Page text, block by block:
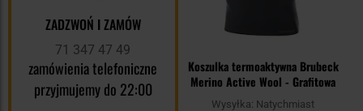
ZADZWOŃ I ZAMÓW
71 347 47 49
zamówienia telefoniczne
przyjmujemy do 22:00
Koszulka termoaktywna Brubeck
Merino Active Wool - Grafitowa
Wysyłka: Natychmiast